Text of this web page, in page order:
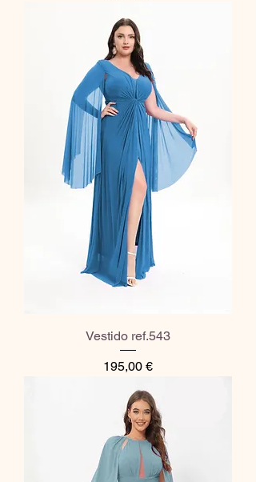
Vestido ref.543
Preço
195,00 €